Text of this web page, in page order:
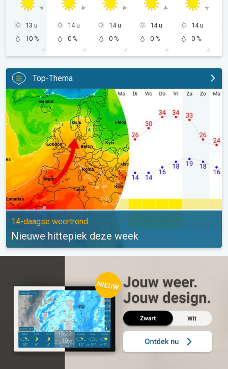
13 u
10 %
14 u
0 %
14 u
0 %
14 u
0 %
14 u
0 %
Top-Thema
Nieuwe hittepiek deze week. 14-daagse weertrend. . .
14-daagse weertrend
Nieuwe hittepiek deze week